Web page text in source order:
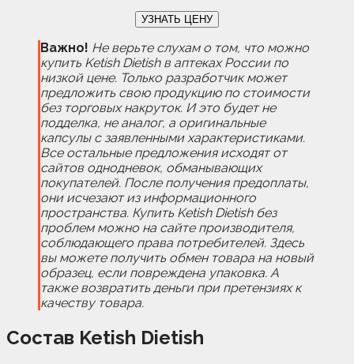
УЗНАТЬ ЦЕНУ
Важно! Не верьте слухам о том, что можно
купить Ketish Dietish в аптеках России по
низкой цене. Только разработчик может
предложить свою продукцию по стоимости
без торговых накруток. И это будет не
подделка, не аналог, а оригинальные
капсулы с заявленными характеристиками.
Все остальные предложения исходят от
сайтов однодневок, обманывающих
покупателей. После получения предоплаты,
они исчезают из информационного
пространства. Купить Ketish Dietish без
проблем можно на сайте производителя,
соблюдающего права потребителей. Здесь
вы можете получить обмен товара на новый
образец, если повреждена упаковка. А
также возвратить деньги при претензиях к
качеству товара.
Состав Ketish Dietish